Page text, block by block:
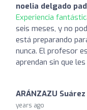
noelia delgado
Experiencia
seis meses, y no
está preparando
nunca. El profesor
aprendan sin que
ARÁNZAZU
years ago